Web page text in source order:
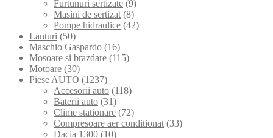
Furtunuri sertizate (9)
Masini de sertizat (8)
Pompe hidraulice (42)
Lanturi (50)
Maschio Gaspardo (16)
Mosoare si brazdare (115)
Motoare (30)
Piese AUTO (1237)
Accesorii auto (118)
Baterii auto (31)
Clime stationare (72)
Compresoare aer conditionat (33)
Dacia 1300 (10)